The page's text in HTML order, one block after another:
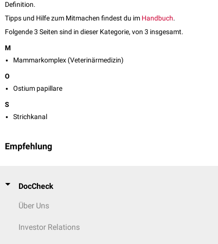
Definition.
Tipps und Hilfe zum Mitmachen findest du im Handbuch.
Folgende 3 Seiten sind in dieser Kategorie, von 3 insgesamt.
M
Mammarkomplex (Veterinärmedizin)
O
Ostium papillare
S
Strichkanal
Empfehlung
DocCheck
Über Uns
Investor Relations